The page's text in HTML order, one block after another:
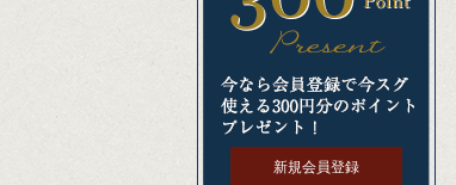
新規会員登録